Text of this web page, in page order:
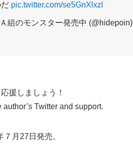
pic.twitter.com/se5GnXlxzl
組のモンスター発売中 (@hidepoin)
援しましょう！
Twitter and support.
月27日発売。